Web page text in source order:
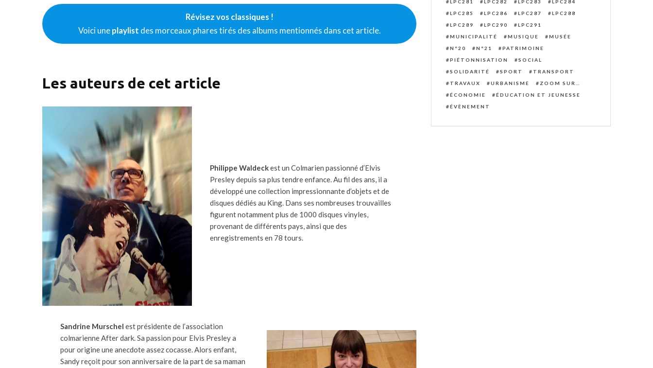
Révisez vos classiques !
Voici uneplaylist des morceaux phares tirés des albums mentionnés dans cet article.
Les auteurs de cet article
Philippe Waldeckest un Colmarien passionné d’Elvis
Presley depuis sa plus tendre enfance. Au fil des ans, il a
développé une collection impressionnante d’objets et de
disques dédiés au King. Dans ses nombreuses trouvailles
figurent notamment plus de 1000 disques vinyles,
provenant de différents pays, ainsi que des
enregistrements en 78 tours.
Sandrine Murschel est présidente de l’association
colmarienne After dark. Sa passion pour Elvis Presley a
pour origine une anecdote assez cocasse. Alors enfant,
Sandy reçoit pour son anniversaire de la part de sa maman
LPC281
LPC282 LPC283
LPC284
LPC285
LPC286 LPC287
LPC288
LPC289
LPC290
LPC291
MUNICIPALITÉ
MUSIQUE
MUSÉE
N°20
N°21
PATRIMOINE
PIÉTONNISATION
SOCIAL
SOLIDARITÉ
SPORT
TRANSPORT
TRAVAUX
URBANISME
ZOOM SUR…
ÉCONOMIE
ÉDUCATION ET JEUNESSE
ÉVÈNEMENT